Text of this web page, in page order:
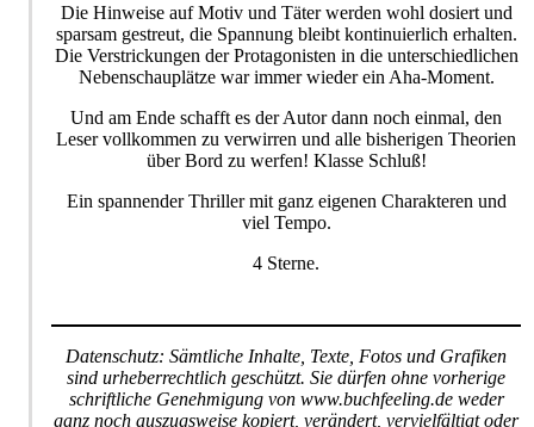
Die Hinweise auf Motiv und Täter werden wohl dosiert und
sparsam gestreut, die Spannung bleibt kontinuierlich erhalten.
Die Verstrickungen der Protagonisten in die unterschiedlichen
Nebenschauplätze war immer wieder ein Aha-Moment.
Und am Ende schafft es der Autor dann noch einmal, den
Leser vollkommen zu verwirren und alle bisherigen Theorien
über Bord zu werfen! Klasse Schluß!
Ein spannender Thriller mit ganz eigenen Charakteren und
viel Tempo.
4 Sterne.
Datenschutz: Sämtliche Inhalte, Texte, Fotos und Grafiken
sind urheberrechtlich geschützt. Sie dürfen ohne vorherige
schriftliche Genehmigung von www.buchfeeling.de weder
ganz noch auszugsweise kopiert, verändert, vervielfältigt oder